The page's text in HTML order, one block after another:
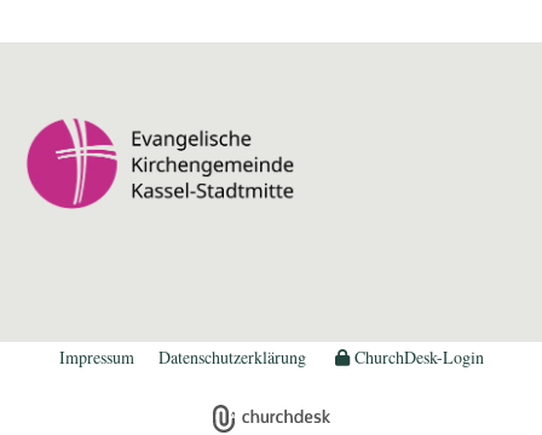
Impressum Datenschutzerklärung ChurchDesk-Login